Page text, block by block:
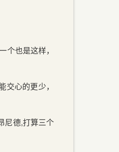
也是这样，
心的更少，
尼德,打算三个